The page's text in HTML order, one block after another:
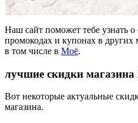
Наш сайт поможет тебе узнать
промокодах и купонах в других
в том числе в Моё.
лучшие скидки магазина
Вот некоторые актуальные
магазина.